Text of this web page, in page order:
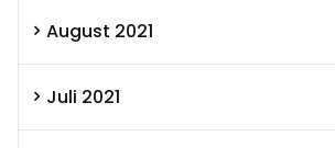
August 2021
Juli 2021